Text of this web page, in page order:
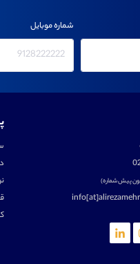
شماره موبایل
پیش شماره)